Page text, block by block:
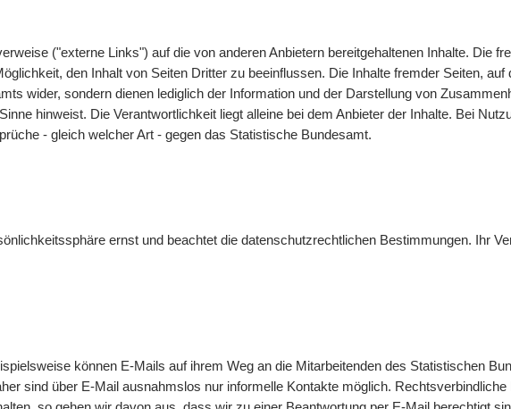
("externe Links") auf die von anderen Anbietern bereitgehaltenen Inhalte. Die
den Inhalt von Seiten Dritter zu beeinflussen. Die Inhalte fremder Seiten,
wider, sondern dienen lediglich der Information und der Darstellung von
hinweist. Die Verantwortlichkeit liegt alleine bei dem Anbieter der Inhalte. Bei
- gleich welcher Art - gegen das Statistische Bundesamt.
ernst und beachtet die datenschutzrechtlichen Bestimmungen. Ihr
können E-Mails auf ihrem Weg an die Mitarbeitenden des Statistischen
sind über E-Mail ausnahmslos nur informelle Kontakte möglich.